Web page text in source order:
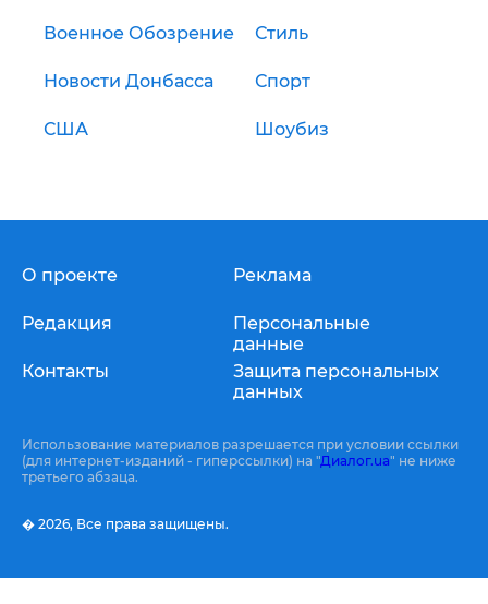
Военное Обозрение Стиль
Новости Донбасса Спорт
США Шоубиз
О проекте
Редакция
Контакты
Реклама
Персональные
данные
Защита персональных
данных
Использование материалов разрешается при условии ссылки
(для интернет-изданий - гиперссылки) на "Диалог.ua" не ниже
третьего абзаца.
� 2026, Все права защищены.